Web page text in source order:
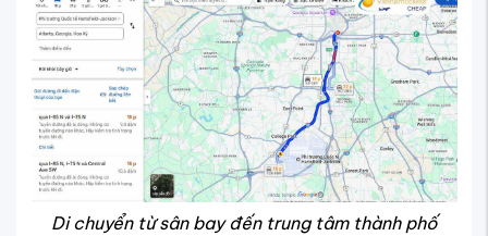
Di chuyển từ sân bay đến trung tâm thành phố